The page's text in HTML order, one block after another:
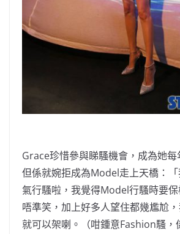
Grace珍惜參與睇騷機會，成為她每
但係就婉拒成為Model走上天橋：
氣行騷啦，我覺得Model行騷時要
唔準笑，加上好多人望住都幾尷尬
就可以架喇。（咁鍾意Fashion騷，